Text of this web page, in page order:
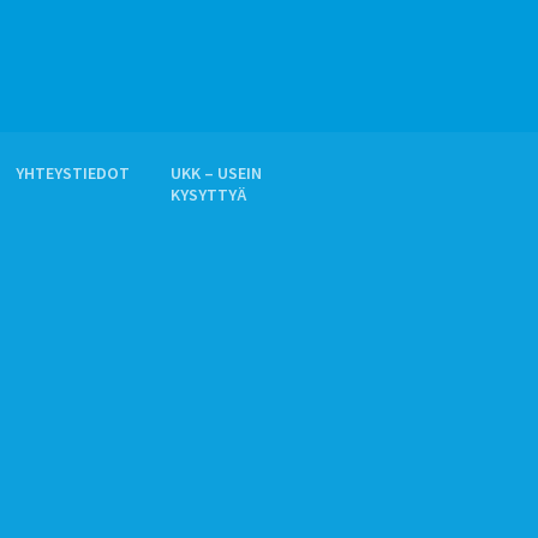
YHTEYSTIEDOT
UKK – USEIN
KYSYTTYÄ